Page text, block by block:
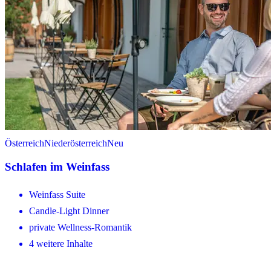
ÖsterreichNiederösterreichNeu
Schlafen im Weinfass
Weinfass Suite
Candle-Light Dinner
private Wellness-Romantik
4 weitere Inhalte